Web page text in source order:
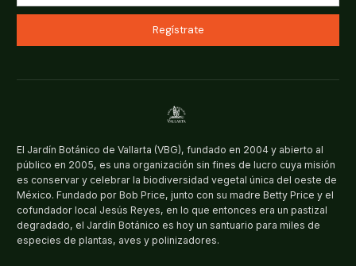
Regístrate
El Jardín Botánico de Vallarta (VBG), fundado en 2004 y abierto al
público en 2005, es una organización sin fines de lucro cuya misión
es conservar y celebrar la biodiversidad vegetal única del oeste de
México. Fundado por Bob Price, junto con su madre Betty Price y el
cofundador local Jesús Reyes, en lo que entonces era un pastizal
degradado, el Jardín Botánico es hoy un santuario para miles de
especies de plantas, aves y polinizadores.